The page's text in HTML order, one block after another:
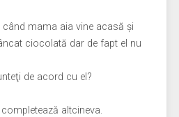
mama aia vine acasă şi
ciocolată dar de fapt el nu
de acord cu el?
altcineva.